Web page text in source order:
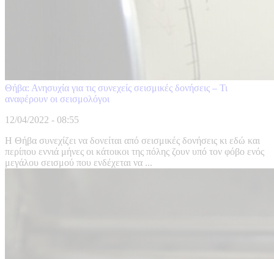
Θήβα: Ανησυχία για τις συνεχείς σεισμικές δονήσεις – Τι
αναφέρουν οι σεισμολόγοι
12/04/2022 - 08:55
Η Θήβα συνεχίζει να δονείται από σεισμικές δονήσεις κι εδώ και
περίπου εννιά μήνες οι κάτοικοι της πόλης ζουν υπό τον φόβο ενός
μεγάλου σεισμού που ενδέχεται να ...